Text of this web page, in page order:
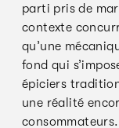
parti pris de
contexte
qu’une
fond qui
épiciers
une réalité